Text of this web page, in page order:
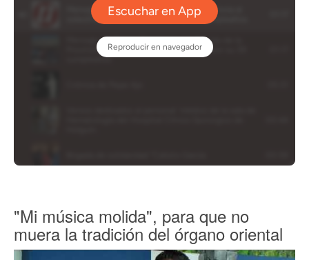
"Mi música molida", para que no
muera la tradición del órgano oriental